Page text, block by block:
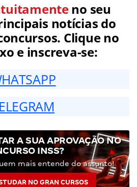
no seu
notícias do
Clique no
e inscreva-se:
A SUA APROVAÇÃO NO
INSS?
mais entende do assunto!
NO GRAN CURSOS